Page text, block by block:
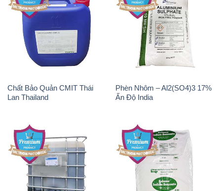
Chất Bảo Quản CMIT Thái
Lan Thailand
Phèn Nhôm – Al2(SO4)3 17%
Ấn Độ India